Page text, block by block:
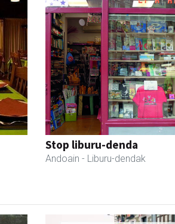
Stop liburu-denda
Andoain - Liburu-dendak